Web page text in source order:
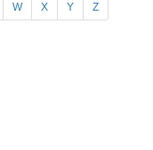
W X Y Z